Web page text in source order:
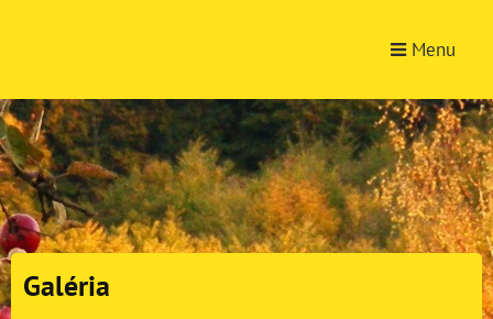
Menu
Galéria